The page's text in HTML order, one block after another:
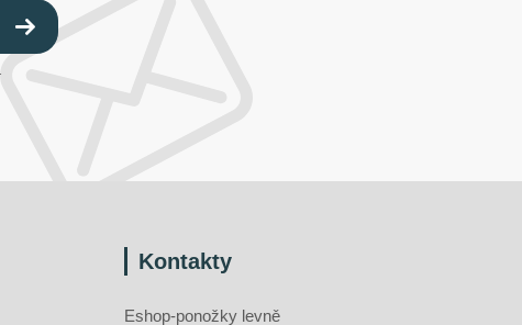
Kontakty
Eshop-ponožky levně